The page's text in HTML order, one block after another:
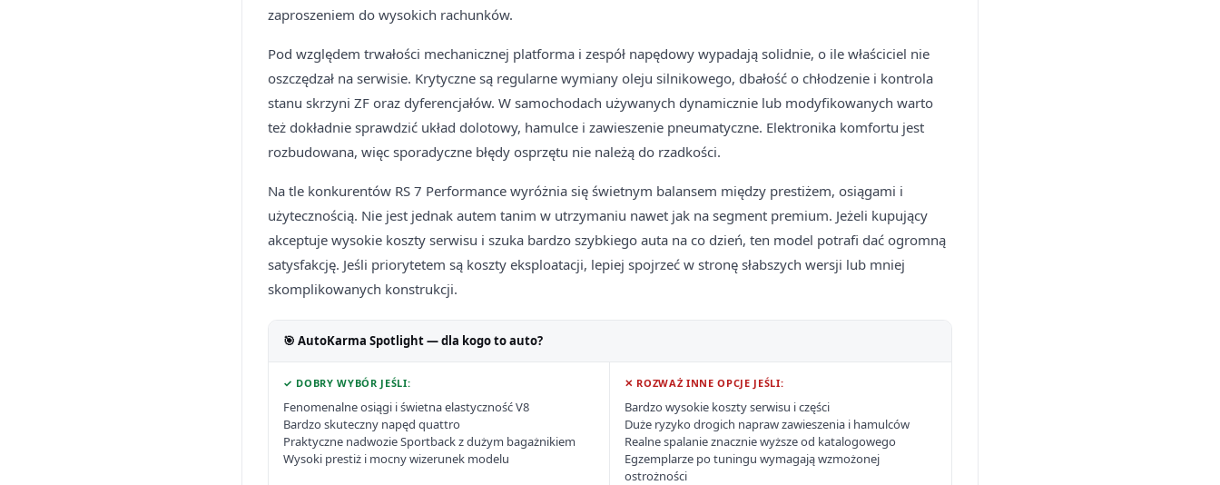
zaproszeniem do wysokich rachunków.
Pod względem trwałości mechanicznej platforma i zespół napędowy wypadają solidnie, o ile właściciel nie
oszczędzał na serwisie. Krytyczne są regularne wymiany oleju silnikowego, dbałość o chłodzenie i kontrola
stanu skrzyni ZF oraz dyferencjałów. W samochodach używanych dynamicznie lub modyfikowanych warto
też dokładnie sprawdzić układ dolotowy, hamulce i zawieszenie pneumatyczne. Elektronika komfortu jest
rozbudowana, więc sporadyczne błędy osprzętu nie należą do rzadkości.
Na tle konkurentów RS 7 Performance wyróżnia się świetnym balansem między prestiżem, osiągami i
użytecznością. Nie jest jednak autem tanim w utrzymaniu nawet jak na segment premium. Jeżeli kupujący
akceptuje wysokie koszty serwisu i szuka bardzo szybkiego auta na co dzień, ten model potrafi dać ogromną
satysfakcję. Jeśli priorytetem są koszty eksploatacji, lepiej spojrzeć w stronę słabszych wersji lub mniej
skomplikowanych konstrukcji.
🎯 AutoKarma Spotlight — dla kogo to auto?
✓ DOBRY WYBÓR JEŚLI:
Fenomenalne osiągi i świetna elastyczność V8
Bardzo skuteczny napęd quattro
Praktyczne nadwozie Sportback z dużym bagażnikiem
Wysoki prestiż i mocny wizerunek modelu
✕ ROZWAŻ INNE OPCJE JEŚLI:
Bardzo wysokie koszty serwisu i części
Duże ryzyko drogich napraw zawieszenia i hamulców
Realne spalanie znacznie wyższe od katalogowego
Egzemplarze po tuningu wymagają wzmożonej
ostrożności